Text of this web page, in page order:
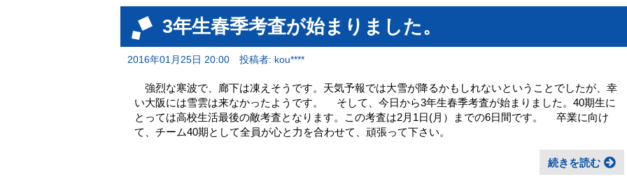
3年生春季考査が始まりました。
2016年01月25日 20:00 投稿者: kou****
強烈な寒波で、廊下は凍えそうです。天気予報では大雪が降るかもしれないということでしたが、幸
い大阪には雪雲は来なかったようです。 そして、今日から3年生春季考査が始まりました。40期生に
とっては高校生活最後の敵考査となります。この考査は2月1日(月）までの6日間です。 卒業に向け
て、チーム40期として全員が心と力を合わせて、頑張って下さい。
続きを読む